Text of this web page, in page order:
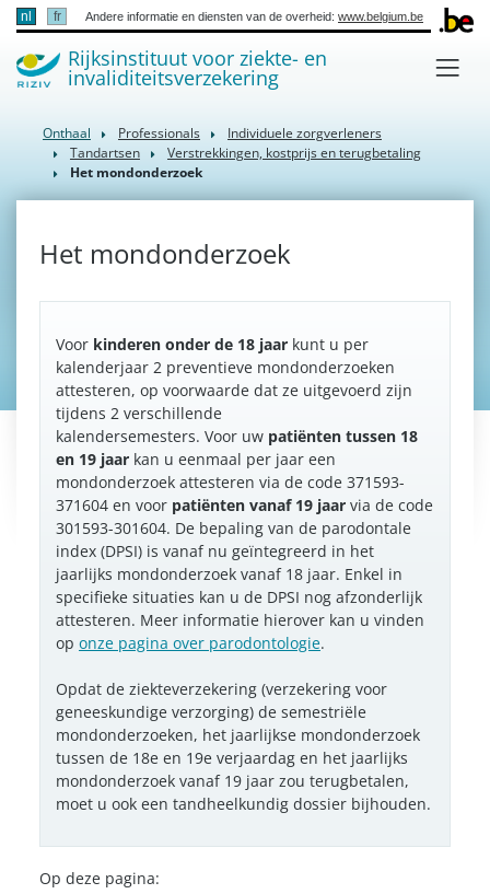
nl fr Andere informatie en diensten van de overheid: www.belgium.be
Rijksinstituut voor ziekte- en
invaliditeitsverzekering
Onthaal Professionals
Individuele zorgverleners
Tandartsen
Verstrekkingen, kostprijs en terugbetaling
Het mondonderzoek
Het mondonderzoek
Voor kinderen onder de 18 jaar kunt u per
kalenderjaar 2 preventieve mondonderzoeken
attesteren, op voorwaarde dat ze uitgevoerd zijn
tijdens 2 verschillende
kalendersemesters. Voor uw patiënten tussen 18
en 19 jaar kan u eenmaal per jaar een
mondonderzoek attesteren via de code 371593-
371604 en voor patiënten vanaf 19 jaar via de code
301593-301604. De bepaling van de parodontale
index (DPSI) is vanaf nu geïntegreerd in het
jaarlijks mondonderzoek vanaf 18 jaar. Enkel in
specifieke situaties kan u de DPSI nog afzonderlijk
attesteren. Meer informatie hierover kan u vinden
op onze pagina over parodontologie.
Opdat de ziekteverzekering (verzekering voor
geneeskundige verzorging) de semestriële
mondonderzoeken, het jaarlijkse mondonderzoek
tussen de 18e en 19e verjaardag en het jaarlijks
mondonderzoek vanaf 19 jaar zou terugbetalen,
moet u ook een tandheelkundig dossier bijhouden.
Op deze pagina: